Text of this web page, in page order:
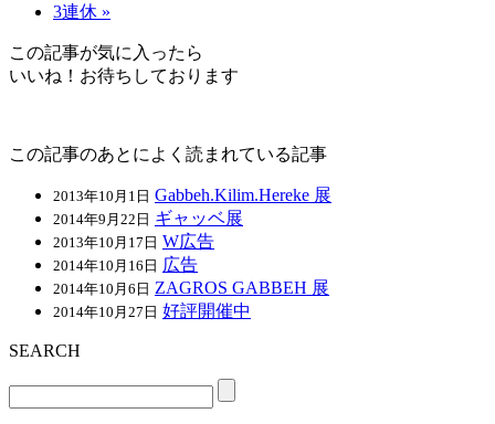
3連休 »
この記事が気に入ったら
いいね！お待ちしております
この記事のあとによく読まれている記事
2013年10月1日 Gabbeh.Kilim.Hereke 展
2014年9月22日 ギャッベ展
2013年10月17日 W広告
2014年10月16日 広告
2014年10月6日 ZAGROS GABBEH 展
2014年10月27日 好評開催中
SEARCH